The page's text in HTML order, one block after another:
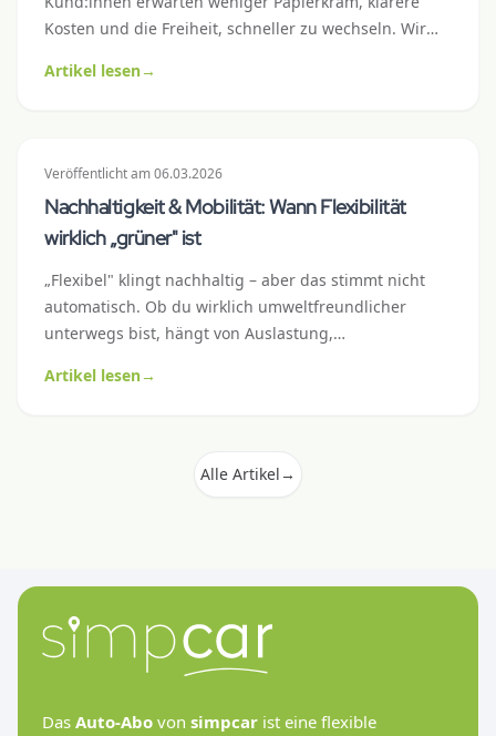
Kosten und die Freiheit, schneller zu wechseln. Wir
Abo 2026 in der Schweiz prägen – und was sie für
Artikel lesen→
Veröffentlichtam06.03.2026
Nachhaltigkeit & Mobilität: Wann Flexibilität
wirklich „grüner" ist
„Flexibel" klingt nachhaltig – aber das stimmt nicht
automatisch. Ob du wirklich umweltfreundlicher
unterwegs bist, hängt von Auslastung,
kommt ein ehrlicher Mythencheck mit konkreten
Artikel lesen→
Alle Artikel→
Das Auto-Abo von simpcar ist eine flexible